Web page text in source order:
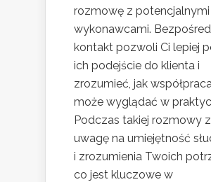
rozmowę z potencjalnymi
wykonawcami.
kontakt pozwoli Ci lepiej
ich podejście do klienta i
zrozumieć, jak współpraca
może wyglądać w
Podczas takiej rozmowy
uwagę na umiejętność
i zrozumienia Twoich
co jest kluczowe w